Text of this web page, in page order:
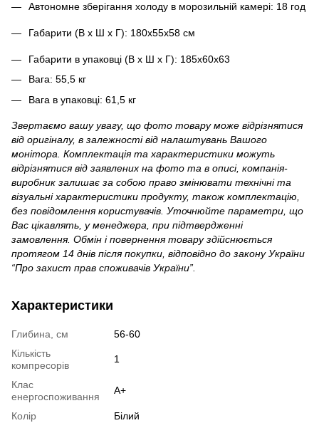
Автономне зберігання холоду в морозильній камері: 18 год
Габарити (В х Ш х Г): 180x55x58 см
Габарити в упаковці (В х Ш х Г): 185х60х63
Вага: 55,5 кг
Вага в упаковці: 61,5 кг
Звертаємо вашу увагу, що фото товару може відрізнятися
від оригіналу, в залежності від налаштувань Вашого
монітора. Комплектація та характеристики можуть
відрізнятися від заявлених на фото та в описі, компанія-
виробник залишає за собою право змінювати технічні та
візуальні характеристики продукту, також комплектацію,
без повідомлення користувачів. Уточнюйте параметри, що
Вас цікавлять, у менеджера, при підтвердженні
замовлення. Обмін і повернення товару здійснюється
протягом 14 днів після покупки, відповідно до закону України
“Про захист прав споживачів України”.
Характеристики
Глибина, см
56-60
Кількість
компресорів
1
Клас
енергоспоживання
A+
Колір
Білий